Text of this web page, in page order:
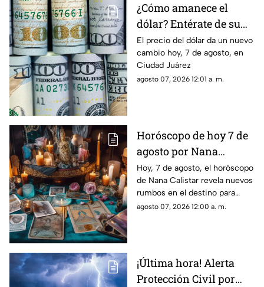
¿Cómo amanece el
dólar? Entérate de su
precio hoy, 7 de agosto,
en Ciudad Juárez
El precio del dólar da un nuevo
cambio hoy, 7 de agosto, en
Ciudad Juárez
agosto 07, 2026 12:01 a. m.
Horóscopo de hoy 7 de
agosto por Nana
Calistar: Este será tu
mejor beneficio
Hoy, 7 de agosto, el horóscopo
de Nana Calistar revela nuevos
rumbos en el destino para
estos signos
agosto 07, 2026 12:00 a. m.
¡Última hora! Alerta
Protección Civil por